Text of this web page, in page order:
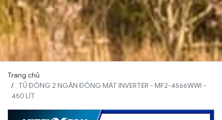
Trang chủ
TỦ ĐÔNG 2 NGĂN ĐÔNG MÁT INVERTER - MF2-4566WWI -
450 LÍT